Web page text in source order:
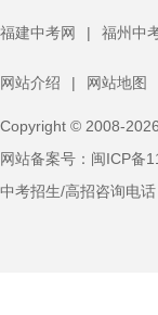
福建中考网 | 福州中
网站介绍 | 网站地图
Copyright © 2008-
网站备案号： 闽ICP备
中考招生/高招咨询电话